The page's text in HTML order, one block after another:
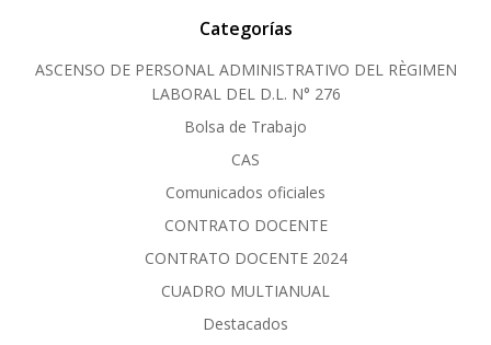
Categorías
ASCENSO DE PERSONAL ADMINISTRATIVO DEL RÈGIMEN
LABORAL DEL D.L. N° 276
Bolsa de Trabajo
CAS
Comunicados oficiales
CONTRATO DOCENTE
CONTRATO DOCENTE 2024
CUADRO MULTIANUAL
Destacados